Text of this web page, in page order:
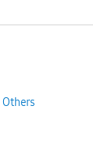
Others